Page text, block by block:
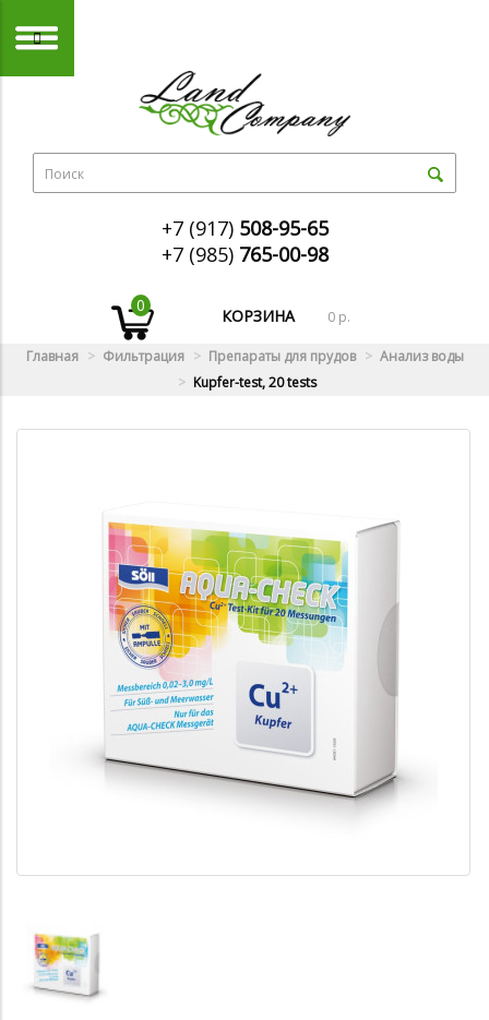
+7 (917) 508-95-65
+7 (985) 765-00-98
0
КОРЗИНА 0 р.
Главная Фильтрация Препараты для прудов
Анализ воды
Kupfer-test, 20 tests